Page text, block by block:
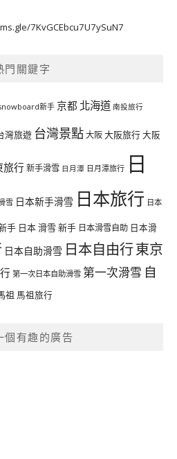
7KvGCEbcu7U7ySuN7
門關鍵字
新手 京都 北海道 南投旅行
灣旅遊 台灣景點大阪大阪旅行大阪
旅行新手滑雪 日月潭 日月潭旅行 日
雪 日本新手滑雪 日本旅行 日本
手 日本 滑雪 新手 日本滑雪自助 日本滑
日本自助滑雪 日本自由行東京
第一次日本自助滑雪 第一次滑雪 自
祖 馬祖旅行
個有趣的廣告